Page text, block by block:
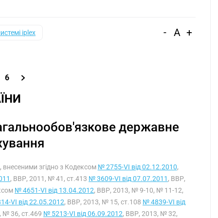
iplex - A +
6
державне
згідно з Кодексом № 2755-VI від 02.12.2010,
, ВВР, 2011, № 41, ст.413 № 3609-VI від 07.07.2011 , ВВР,
№ 4651-VI від 13.04.2012, ВВР, 2013, № 9-10, № 11-12,
VI від 22.05.2012, ВВР, 2013, № 15, ст.108 № 4839-VI від
№ 36, ст.469 № 5213-VI від 06.09.2012, ВВР, 2013, № 32,